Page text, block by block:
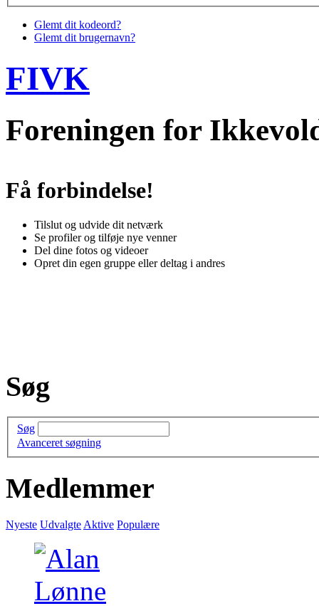
Glemt dit kodeord?
Glemt dit brugernavn?
FIVK
Foreningen for
Få forbindelse!
Tilslut og udvide dit netværk
Se profiler og tilføje nye venner
Del dine fotos og videoer
Opret din egen gruppe eller deltag i andres
Søg
Søg
Avanceret søgning
Medlemmer
Nyeste Udvalgte Aktive Populære